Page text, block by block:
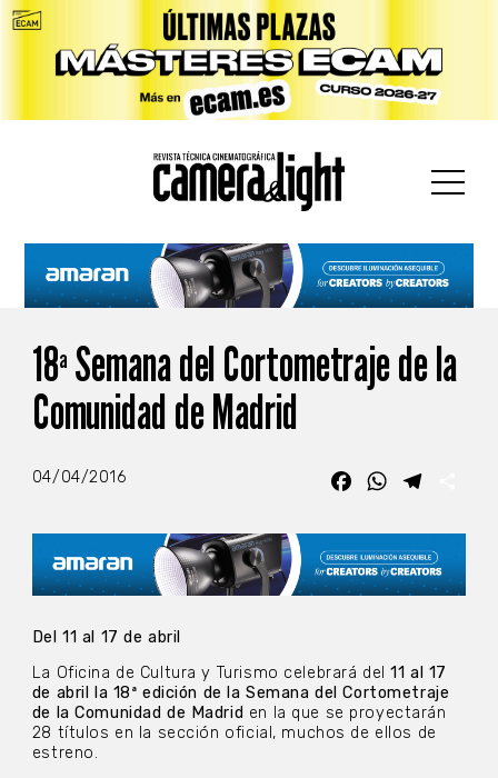
18ª Semana del Cortometraje de la
Comunidad de Madrid
04/04/2016 FacebookWhatsApp
Del 11 al 17 de abril
La Oficina de Cultura y Turismo celebrará del11 al 17
de abril la 18ª edición de la Semana del Cortometraje
de la Comunidad de Madrid en la que se proyectarán
28 títulos en la sección oficial, muchos de ellos de
estreno.